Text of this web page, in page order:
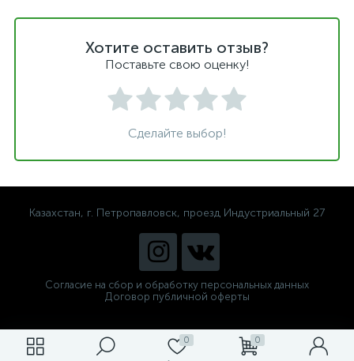
0 0
Хотите оставить отзыв?
Поставьте свою оценку!
Сделайте выбор!
Казахстан, г. Петропавловск, проезд Индустриальный 27
Согласие на сбор и обработку персональных данных
Договор публичной оферты